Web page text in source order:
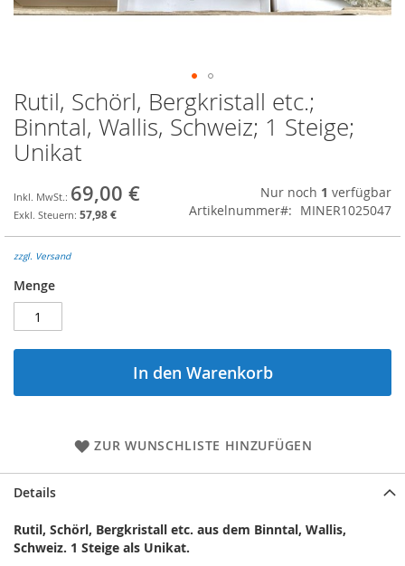
Zum
Anfang
der
Bildgalerie
Rutil, Schörl, Bergkristall etc.;
Binntal, Wallis, Schweiz; 1 Steige;
Unikat
69,00 €
57,98 €
Nur noch 1 verfügbar
Artikelnummer
MINER1025047
zzgl. Versand
Menge
In den Warenkorb
ZUR WUNSCHLISTE HINZUFÜGEN
Details
Rutil, Schörl, Bergkristall etc. aus dem Binntal, Wallis,
Schweiz. 1 Steige als Unikat.